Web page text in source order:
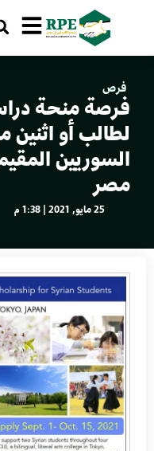
فرص
فرصة منحة
لطالب أو اثنين
السوريين
مصر
25 مايو, 2021 | 1:38 م